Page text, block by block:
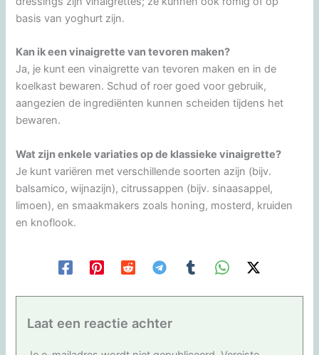
basis van yoghurt zijn.
Kan ik een vinaigrette van tevoren maken?
Ja, je kunt een vinaigrette van tevoren maken en in de
koelkast bewaren. Schud of roer goed voor gebruik,
aangezien de ingrediënten kunnen scheiden tijdens het
bewaren.
Wat zijn enkele variaties op de klassieke vinaigrette?
Je kunt variëren met verschillende soorten azijn (bijv.
balsamico, wijnazijn), citrussappen (bijv. sinaasappel,
limoen), en smaakmakers zoals honing, mosterd, kruiden
en knoflook.
Laat een reactie achter